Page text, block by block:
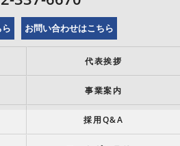
お問い合わせはこちら
代表挨拶
事業案内
採用Q&A